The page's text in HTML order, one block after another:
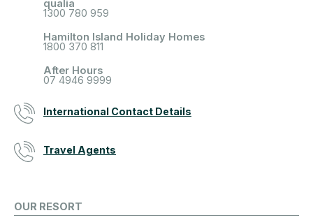
qualia
1300 780 959
Hamilton Island Holiday Homes
1800 370 811
After Hours
07 4946 9999
International Contact Details
Travel Agents
OUR RESORT